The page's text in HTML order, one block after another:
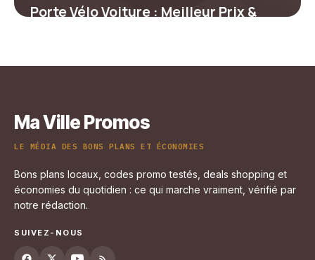
Porte Vélo Voiture : Meilleur Prix &
Ma Ville Promos
LE MÉDIA DES BONS PLANS ET ÉCONOMIES
Bons plans locaux, codes promo testés, deals shopping et
économies du quotidien : ce qui marche vraiment, vérifié par
notre rédaction.
SUIVEZ-NOUS